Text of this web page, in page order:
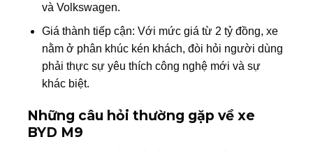
và Volkswagen.
Giá thành tiếp cận: Với mức giá từ 2 tỷ đồng, xe
nằm ở phân khúc kén khách, đòi hỏi người dùng
phải thực sự yêu thích công nghệ mới và sự
khác biệt.
Những câu hỏi thường gặp về xe
BYD M9